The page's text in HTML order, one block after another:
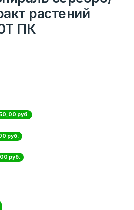
растений
ПК
руб.
руб.
руб.